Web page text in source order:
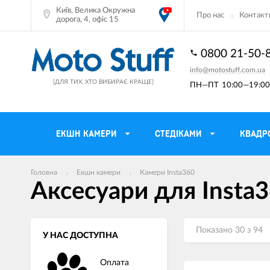
Київ, Велика Окружна
дорога, 4, офіс 15
Про нас
[ДЛЯ ТИХ, ХТО ВИБИРАЄ КРАЩЕ] ПН—ПТ
0800 21-50-
info@motostuff.com.ua
ЕКШН КАМЕРИ CТЕДІКАМИ
Мото рукавички
Тримачі
Мото GPS
Головна Екшн камери Камери Insta360
Аксесуари для
У НАС ДОСТУПНА
Оплата
Показано 30 з 94